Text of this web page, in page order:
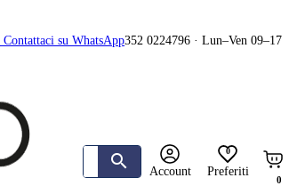
Contattaci su WhatsApp352 0224796 · Lun–Ven 09–17
Account Preferiti
0
0